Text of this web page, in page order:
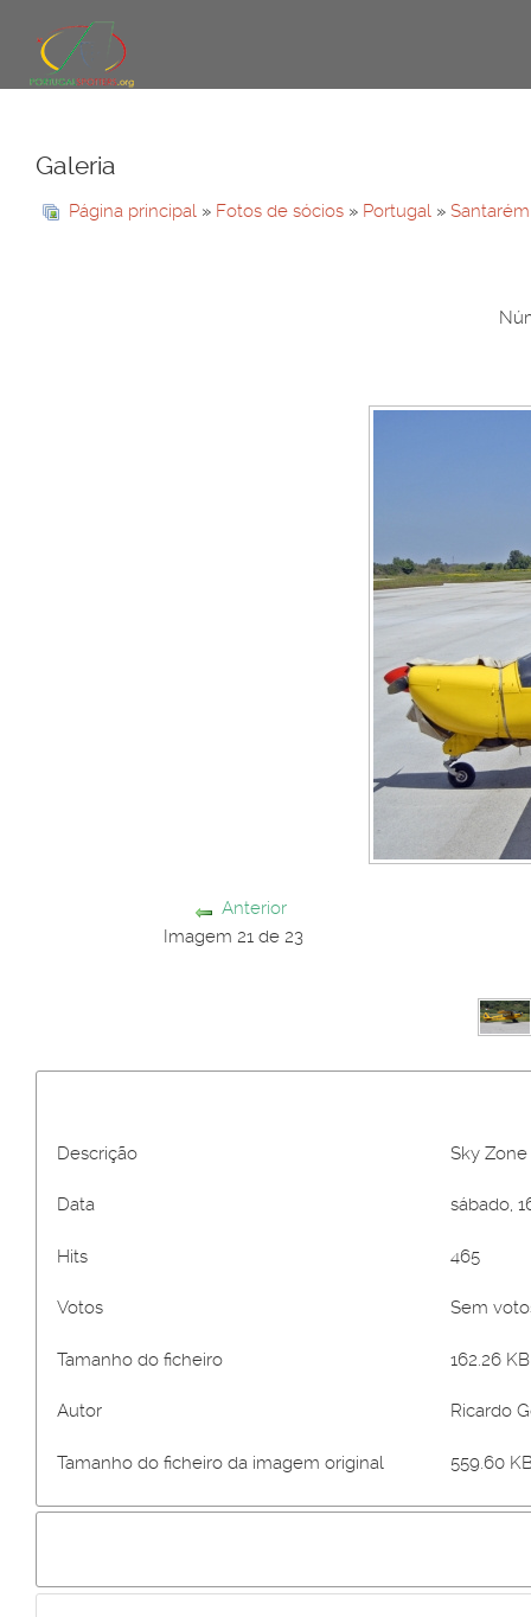
Galeria
Página principal » Fotos de sócios » Portugal » Santarém
Anterior
Imagem 21 de 23
Descrição Sky Zone
Data sábado,
Hits 465
Votos Sem
Tamanho do ficheiro 162.26
Autor Ricardo
Tamanho do ficheiro da imagem original 559.60